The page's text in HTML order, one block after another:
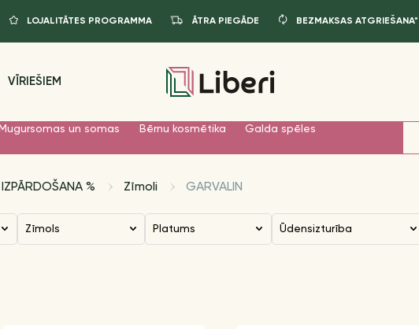
LOJALITĀTES PROGRAMMA ĀTRA PIEGĀDE BEZMAKSAS ATGRIEŠANA*
VĪRIEŠIEM
Mugursomas un somas Bērnu kosmētika
Galda spēles
IZPĀRDOŠANA % Zīmoli GARVALIN
Zīmols Platums Ūdensizturība